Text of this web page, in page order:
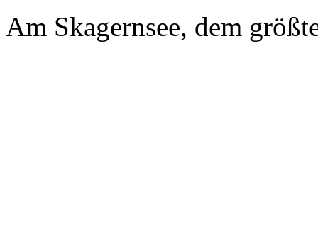
Am Skagernsee, dem